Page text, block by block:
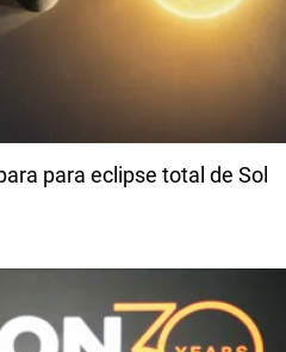
para eclipse total de Sol